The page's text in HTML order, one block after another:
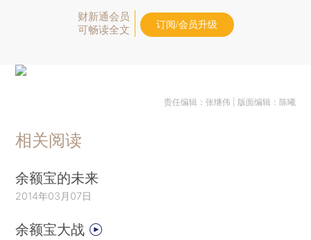
财新通会员
可畅读全文
订阅/会员升级
责任编辑：张继伟 | 版面编辑：陈曦
相关阅读
余额宝的未来
2014年03月07日
余额宝大战